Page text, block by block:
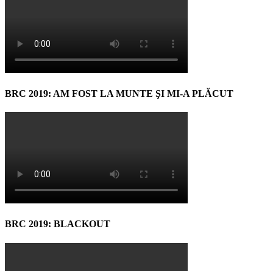
BRC 2019: AM FOST LA MUNTE ŞI MI-A PLĂCUT
BRC 2019: BLACKOUT